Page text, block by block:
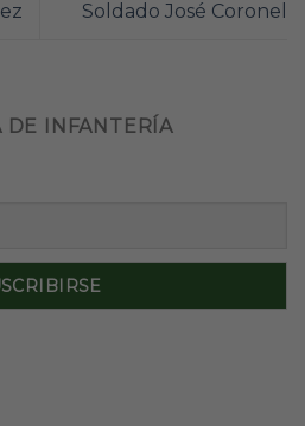
Soldado José Coronel
DE INFANTERÍA